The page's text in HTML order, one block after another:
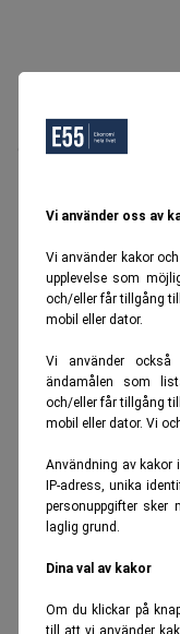
Vi använder oss av
Vi använder kakor
upplevelse som
och/eller får tillgång
mobil eller dator.
Vi använder
ändamålen som
och/eller får tillgång
mobil eller dator. Vi
Användning av kakor
IP-adress, unika
personuppgifter sker
laglig grund.
Dina val av kakor
Om du klickar på
till att vi använder
Oops, Ett fel